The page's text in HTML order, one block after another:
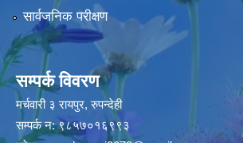
सार्वजनिक परीक्षण
सम्पर्क विवरण
मर्चवारी ३ रायपुर, रुपन्देही
सम्पर्क न: ९८५७०१६९९३